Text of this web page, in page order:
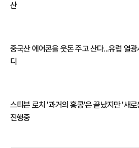
산
중국산 에어콘을 웃돈 주고 산다...유럽 열광
디
스티븐 로치 '과거의 홍콩'은 끝났지만 '새
진행중